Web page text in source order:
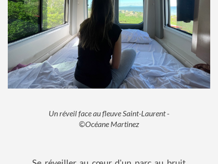
Un réveil face au fleuve Saint-Laurent -
©Océane Martinez